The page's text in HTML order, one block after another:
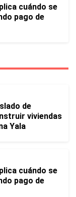
cuándo se
pago de
de
viviendas
Yala
cuándo se
pago de